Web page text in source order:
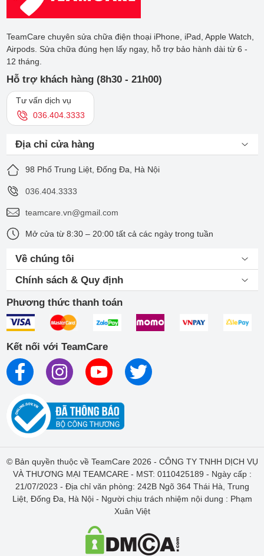
TeamCare chuyên sửa chữa điện thoại iPhone, iPad, Apple Watch,
Airpods. Sửa chữa đúng hẹn lấy ngay, hỗ trợ bảo hành dài từ 6 -
12 tháng.
Hỗ trợ khách hàng (8h30 - 21h00)
Tư vấn dịch vụ
036.404.3333
Địa chỉ cửa hàng
98 Phố Trung Liệt, Đống Đa, Hà Nội
036.404.3333
teamcare.vn@gmail.com
Mở cửa từ 8:30 – 20:00 tất cả các ngày trong tuần
Về chúng tôi
Chính sách & Quy định
Phương thức thanh toán
Kết nối với TeamCare
© Bản quyền thuộc về TeamCare 2026 - CÔNG TY TNHH DỊCH VỤ
VÀ THƯƠNG MẠI TEAMCARE - MST: 0110425189 - Ngày cấp :
21/07/2023 - Địa chỉ văn phòng: 242B Ngõ 364 Thái Hà, Trung
Liệt, Đống Đa, Hà Nội - Người chịu trách nhiệm nội dung : Phạm
Xuân Việt